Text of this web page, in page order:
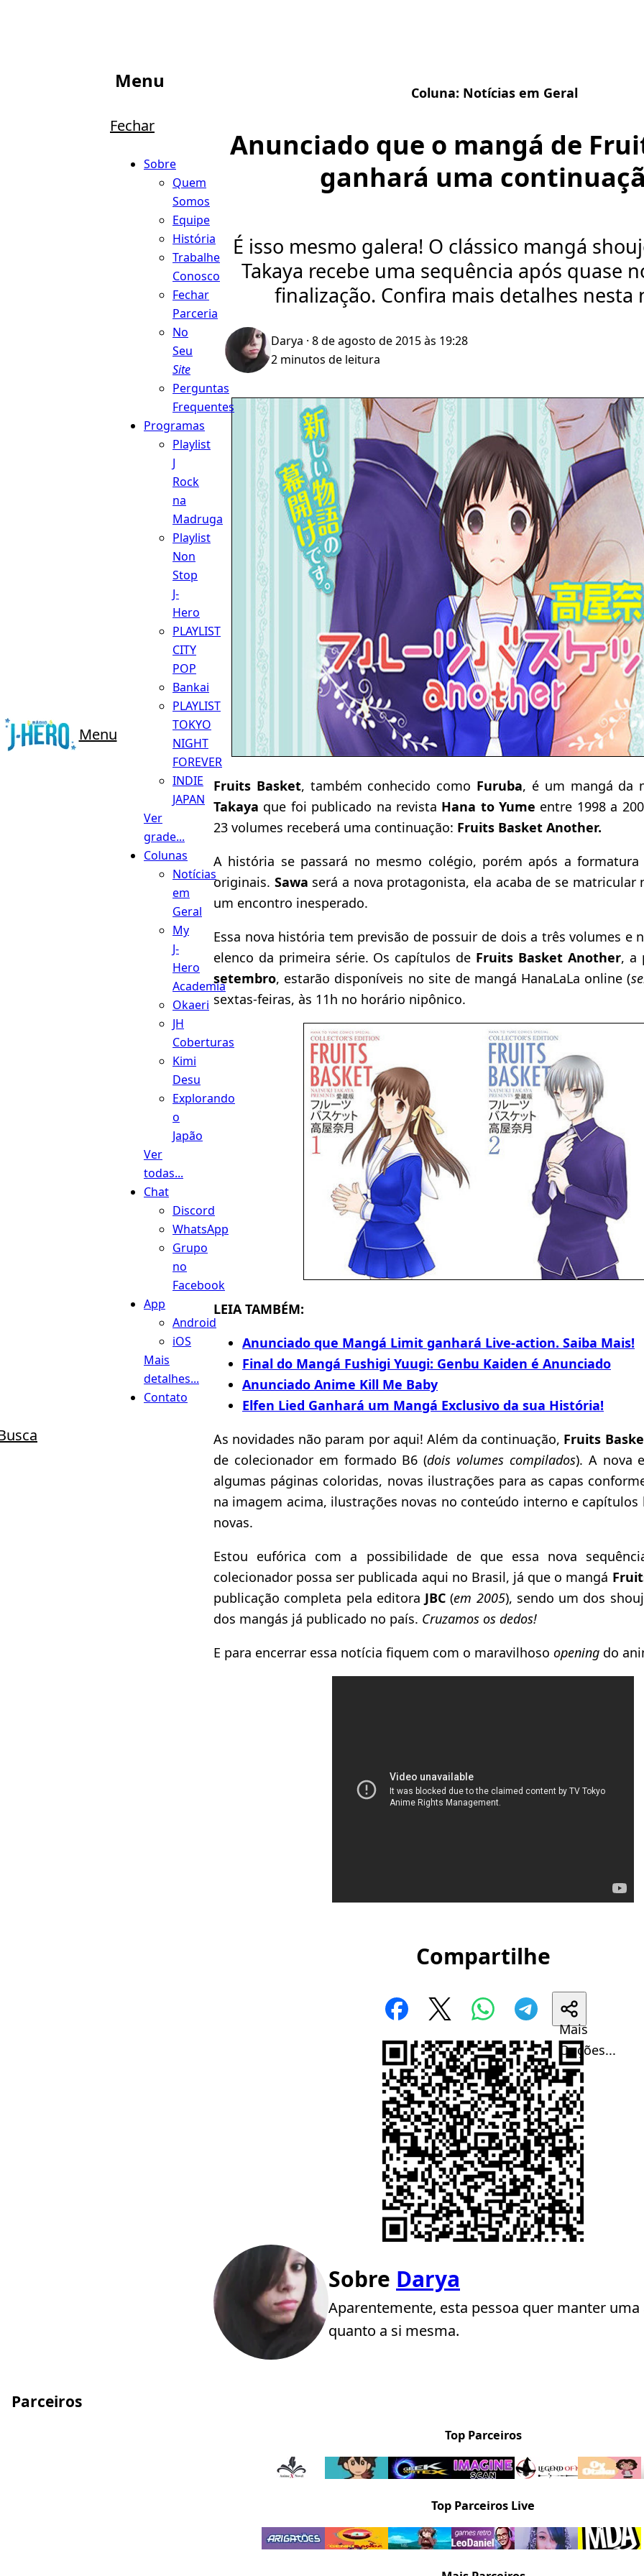
Menu
Menu
Fechar
Sobre
Quem
Somos
Equipe
História
Trabalhe
Conosco
Fechar
Parceria
No
Seu
Site
Perguntas
Frequentes
Programas
Playlist
J
Rock
na
Madruga
Playlist
Non
Stop
J-
Hero
PLAYLIST
CITY
POP
Bankai
PLAYLIST
TOKYO
NIGHT
FOREVER
INDIE
JAPAN
Ver
grade...
Colunas
Notícias
em
Geral
My
J-
Hero
Academia
Okaeri
JH
Coberturas
Kimi
Desu
Explorando
o
Japão
Ver
todas...
Chat
Discord
WhatsApp
Grupo
no
Facebook
App
Android
iOS
Mais
detalhes...
Contato
Coluna: Notícias em Geral
Anunciado que o mangá de
ganhará uma
É isso mesmo galera! O clássico mangá
Takaya recebe uma sequência após quase
finalização. Confira mais detalhes nesta
Darya · 8 de agosto de 2015 às 19:28
2 minutos de leitura
Fruits Basket, também conhecido como Furuba, é um mangá da
Takaya que foi publicado na revista Hana to Yume entre 1998 a
23 volumes receberá uma continuação: Fruits Basket Another.
A história se passará no mesmo colégio, porém após a formatura
originais. Sawa será a nova protagonista, ela acaba de se matricular
um encontro inesperado.
Essa nova história tem previsão de possuir de dois a três volumes e
elenco da primeira série. Os capítulos de Fruits Basket Another, a
setembro, estarão disponíveis no site de mangá HanaLaLa online (
sextas-feiras, às 11h no horário nipônico.
LEIA TAMBÉM:
Anunciado que Mangá Limit ganhará Live-action. Saiba Mais!
Final do Mangá Fushigi Yuugi: Genbu Kaiden é Anunciado
Anunciado Anime Kill Me Baby
Elfen Lied Ganhará um Mangá Exclusivo da sua História!
As novidades não param por aqui! Além da continuação, Fruits
de colecionador em formado B6 (dois volumes compilados). A nova
algumas páginas coloridas, novas ilustrações para as capas
na imagem acima, ilustrações novas no conteúdo interno e
novas.
Estou eufórica com a possibilidade de que essa nova
colecionador possa ser publicada aqui no Brasil, já que o mangá
publicação completa pela editora JBC (em 2005), sendo um dos
dos mangás já publicado no país. Cruzamos os dedos!
E para encerrar essa notícia fiquem com o maravilhoso opening do
Compartilhe
Mais
Opções...
Sobre Darya
Aparentemente, esta pessoa quer manter
quanto a si mesma.
Parceiros
Top Parceiros
Top Parceiros Live